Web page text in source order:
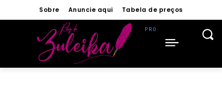
Sobre Anuncie aqui Tabela de preços